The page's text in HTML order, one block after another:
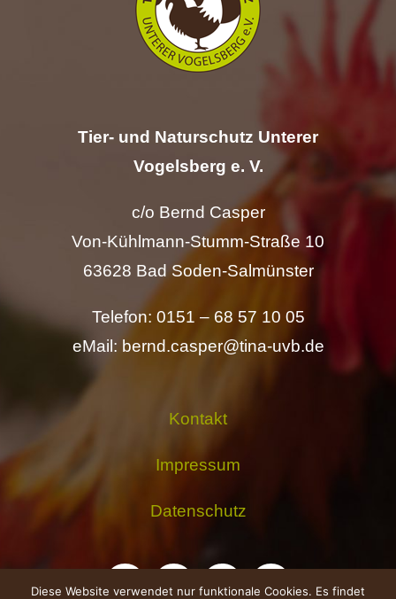
Tier- und Naturschutz Unterer
Vogelsberg e. V.
c/o Bernd Casper
Von-Kühlmann-Stumm-Straße 10
63628 Bad Soden-Salmünster
Telefon: 0151 – 68 57 10 05
eMail: bernd.casper@tina-uvb.de
Kontakt
Impressum
Datenschutz
Diese Website verwendet nur funktionale Cookies. Es findet